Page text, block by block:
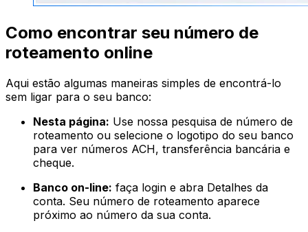
Como encontrar seu número de
roteamento online
Aqui estão algumas maneiras simples de encontrá-lo
sem ligar para o seu banco:
Nesta página: Use nossa pesquisa de número de
roteamento ou selecione o logotipo do seu banco
para ver números ACH, transferência bancária e
cheque.
Banco on-line: faça login e abra Detalhes da
conta. Seu número de roteamento aparece
próximo ao número da sua conta.